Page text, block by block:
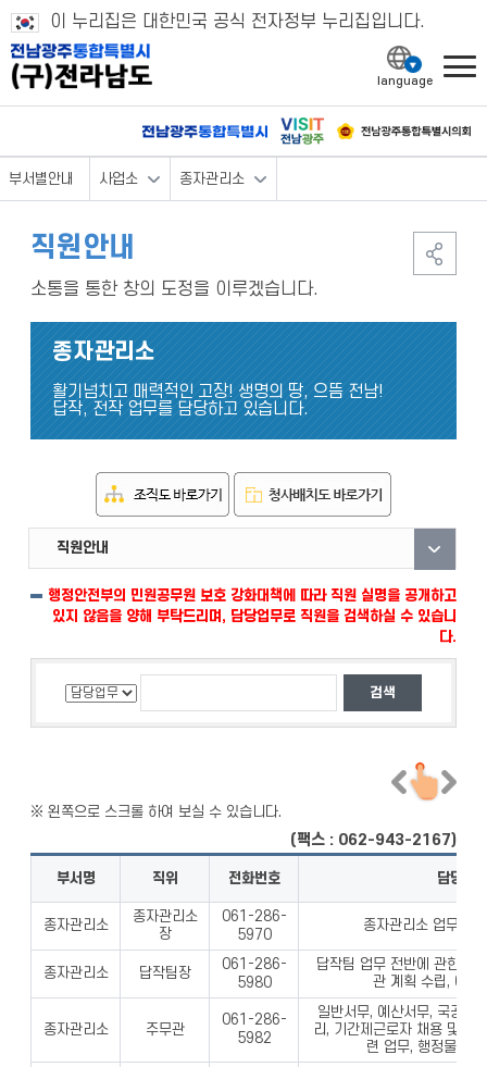
이 누리집은 대한민국 공식 전자정부 누리집입니다.
부서별안내 사업소 종자관리소
직원안내
소통을 통한 창의 도정을 이루겠습니다.
종자관리소
활기넘치고 매력적인 고장! 생명의 땅, 으뜸 전남!
답작, 전작 업무를 담당하고 있습니다.
직원안내
부서안내
자료실
행정안전부의 민원공무원 보호 강화대책에 따라 직원 실명을 공개하고
있지 않음을 양해 부탁드리며, 담당업무로 직원을 검색하실 수 있습니
다.
(팩스 : 062-943-2167)
부서명 직위 전화번호 담당업
종자관리소
종자관리소
장
061-286-
5970
종자관리소 업무 전
종자관리소 답작팀장
061-286-
5980
답작팀 업무 전반에 관한 사
관 계획 수립, 예산
종자관리소 주무관
061-286-
5982
일반서무, 예산서무, 국공유
리, 기간제근로자 채용 및 관
련 업무, 행정물품